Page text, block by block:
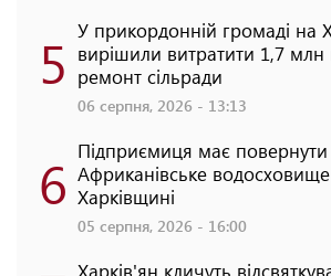
5 У прикордонній громаді на
вирішили витратити 1,7 млн
ремонт сільради
06 серпня, 2026 - 13:13
6 Підприємиця має повернути
Африканівське
Харківщині
05 серпня, 2026 - 16:00
Харків'ян кличуть